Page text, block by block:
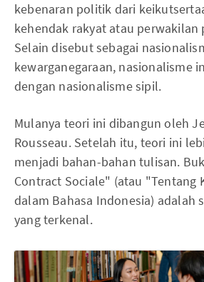
kebenaran politik dari
kehendak rakyat atau
Selain disebut sebagai
kewarganegaraan, nasionalisme
dengan nasionalisme sipil.
Mulanya teori ini dibangun oleh
Rousseau. Setelah itu, teori ini
menjadi bahan-bahan tulisan.
Contract Sociale" (atau "Tentang
dalam Bahasa Indonesia) adalah
yang terkenal.